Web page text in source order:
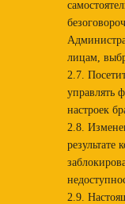
лицам,
2.7.
управлять
настроек
2.8.
результате
2.9.